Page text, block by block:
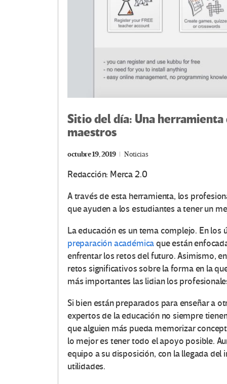
Sitio del día: Una
maestros
octubre 19, 2019 Noticias
Redacción: Merca 2.0
A través de esta herramienta, los
que ayuden a los estudiantes a tener un
La educación es un tema complejo. En los
preparación académicaque están
enfrentar los retos del futuro. Asimismo,
retos significativos sobre la forma en la
más importantes las lidian los
Si bien están preparados para enseñar a
expertos de la educación no siempre
que alguien más pueda memorizar
lo mejor es tener todo el apoyo posible.
equipo a su disposición, con la llegada
utilidades.